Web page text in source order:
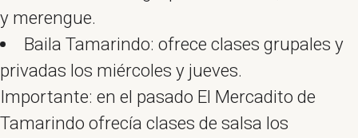
y merengue.
Baila Tamarindo: ofrece clases grupales y
privadas los miércoles y jueves.
Importante: en el pasado El Mercadito de
Tamarindo ofrecía clases de salsa los